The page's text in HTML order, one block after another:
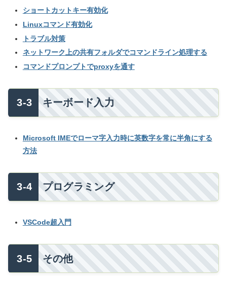
ショートカットキー有効化
Linuxコマンド有効化
トラブル対策
ネットワーク上の共有フォルダでコマンドライン処理する
コマンドプロンプトでproxyを通す
キーボード入力
Microsoft IMEでローマ字入力時に英数字を常に半角にする
方法
プログラミング
VSCode超入門
その他